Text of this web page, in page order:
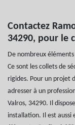
Contactez
34290, pour le
De nombreux
Ce sont les collets de
rigides. Pour un projet
adresser à un
Valros, 34290. Il
installation. Il est aussi